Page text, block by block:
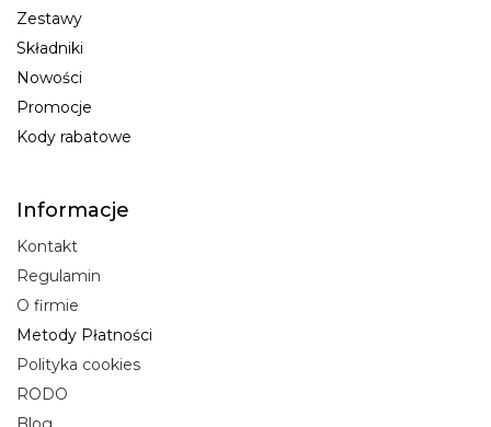
Zestawy
Składniki
Nowości
Promocje
Kody rabatowe
Informacje
Kontakt
Regulamin
O firmie
Metody Płatności
Polityka cookies
RODO